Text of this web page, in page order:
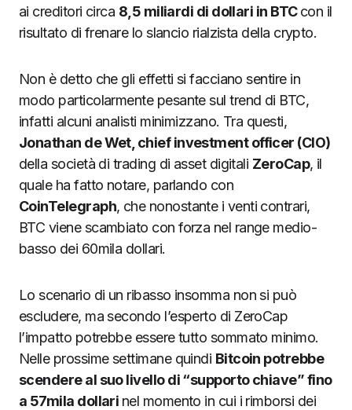
ai creditori circa 8,5 miliardi di dollari in BTCcon il
risultato di frenare lo slancio rialzista della crypto.
Non è detto che gli effetti si facciano sentire in
modo particolarmente pesante sul trend di BTC,
infatti alcuni analisti minimizzano. Tra questi,
Jonathan de Wet, chief investment officer (CIO)
della società di trading di asset digitali ZeroCap, il
quale ha fatto notare, parlando con
CoinTelegraph, che nonostante i venti contrari,
BTC viene scambiato con forza nel range medio-
basso dei 60mila dollari.
Lo scenario di un ribasso insomma non si può
escludere, ma secondo l’esperto di ZeroCap
l’impatto potrebbe essere tutto sommato minimo.
Nelle prossime settimane quindi Bitcoin potrebbe
scendere al suo livello di “supporto chiave” fino
a 57mila dollari nel momento in cui i rimborsi dei